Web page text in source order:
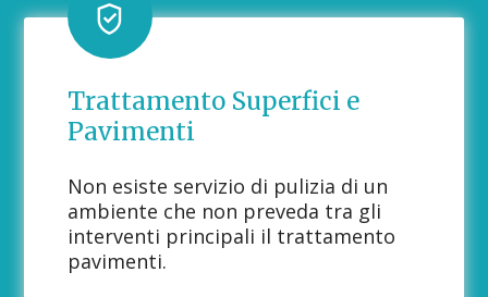
Trattamento Superfici e
Pavimenti
Non esiste servizio di pulizia di un
ambiente che non preveda tra gli
interventi principali il trattamento
pavimenti.